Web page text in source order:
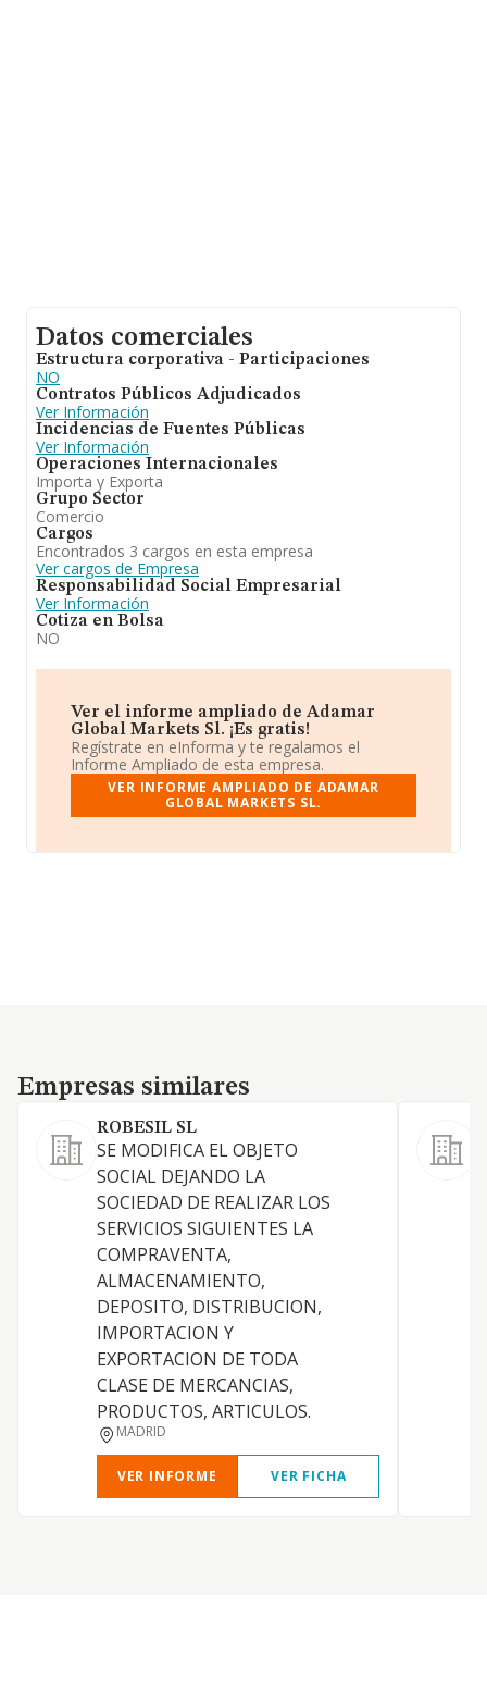
Datos comerciales
Estructura corporativa - Participaciones
NO
Contratos Públicos Adjudicados
Ver Información
Incidencias de Fuentes Públicas
Ver Información
Operaciones Internacionales
Importa y Exporta
Grupo Sector
Comercio
Cargos
Encontrados 3 cargos en esta empresa
Ver cargos de Empresa
Responsabilidad Social Empresarial
Ver Información
Cotiza en Bolsa
NO
Ver el informe ampliado de Adamar
Global Markets Sl. ¡Es gratis!
Regístrate en eInforma y te regalamos el
Informe Ampliado de esta empresa.
VER INFORME AMPLIADO DE ADAMAR
GLOBAL MARKETS SL.
Empresas similares
Empresas similares
ROBESIL SL
SE MODIFICA EL OBJETO
SOCIAL DEJANDO LA
SOCIEDAD DE REALIZAR LOS
SERVICIOS SIGUIENTES LA
COMPRAVENTA,
ALMACENAMIENTO,
DEPOSITO, DISTRIBUCION,
IMPORTACION Y
EXPORTACION DE TODA
CLASE DE MERCANCIAS,
PRODUCTOS, ARTICULOS.
MADRID
VER INFORME VER FICHA